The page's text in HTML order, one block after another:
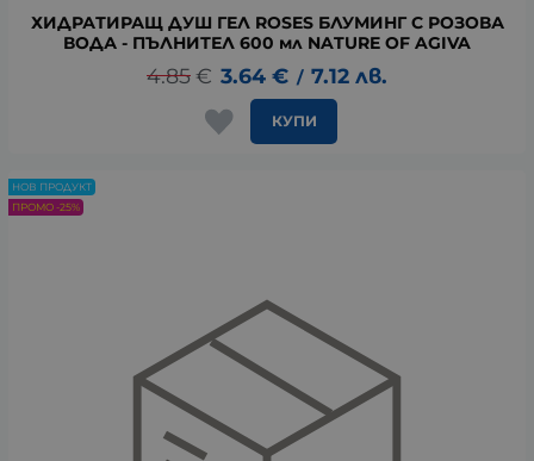
ХИДРАТИРАЩ ДУШ ГЕЛ ROSES БЛУМИНГ С РОЗОВА
ВОДА - ПЪЛНИТЕЛ 600 мл NATURE OF AGIVA
4.85€ 3.64 € / 7.12 лв.
КУПИ
НОВ ПРОДУКТ
ПРОМО -25%